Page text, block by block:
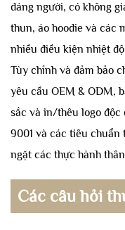
dáng người, có không
thun, áo hoodie và các
nhiều điều kiện nhiệt
Tùy chỉnh và đảm bảo
yêu cầu OEM & ODM,
sắc và in/thêu logo độc
9001 và các tiêu
ngặt các thực hành
Các câu hỏi